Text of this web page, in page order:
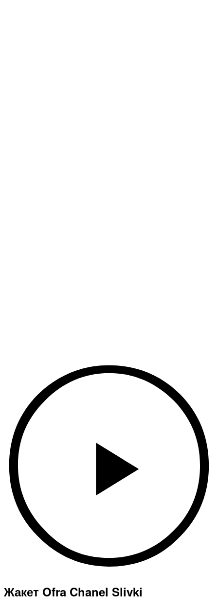
Жакет Ofra Chanel Slivki